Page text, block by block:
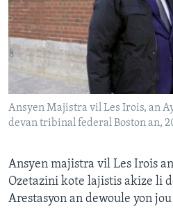
Languages
Ansyen Majistra vil Les Irois, an
devan tribinal federal Boston an,
Ansyen majistra vil Les Irois
Ozetazini kote lajistis akize li
Arestasyon an dewoule yon